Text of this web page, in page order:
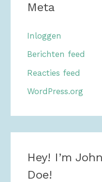
Meta
Inloggen
Berichten feed
Reacties feed
WordPress.org
Hey! I’m John
Doe!